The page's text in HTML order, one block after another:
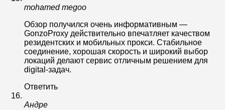
mohamed megoo
Обзор получился очень информативным —
GonzoProxy действительно впечатляет качеством
резидентских и мобильных прокси. Стабильное
соединение, хорошая скорость и широкий выбор
локаций делают сервис отличным решением для
digital-задач.
Ответить
Андре